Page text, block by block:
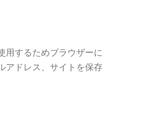
用するためブラウザーに
アドレス、サイトを保存